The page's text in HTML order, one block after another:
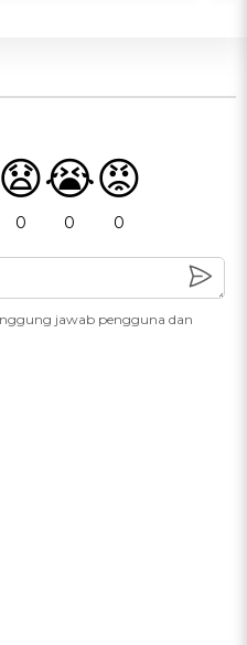
😧
0
😭
0
😡
0
jawab pengguna dan